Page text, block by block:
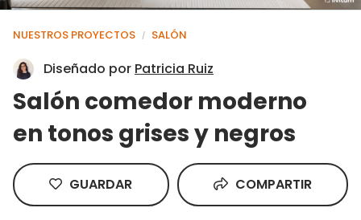
NUESTROS PROYECTOS / SALÓN
Diseñado por Patricia Ruiz
Salón comedor moderno
en tonos grises y negros
GUARDAR COMPARTIR